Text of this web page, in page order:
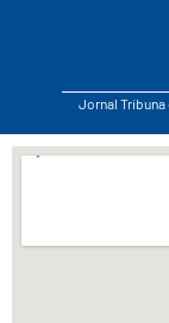
Jornal Tribuna